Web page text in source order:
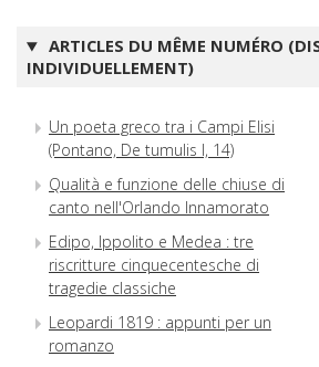
ARTICLES DU MÊME NUMÉRO
INDIVIDUELLEMENT)
Un poeta greco tra i Campi Elisi
(Pontano, De tumulis I, 14)
Qualità e funzione delle chiuse di
canto nell'Orlando Innamorato
Edipo, Ippolito e Medea : tre
riscritture cinquecentesche di
tragedie classiche
Leopardi 1819 : appunti per un
romanzo